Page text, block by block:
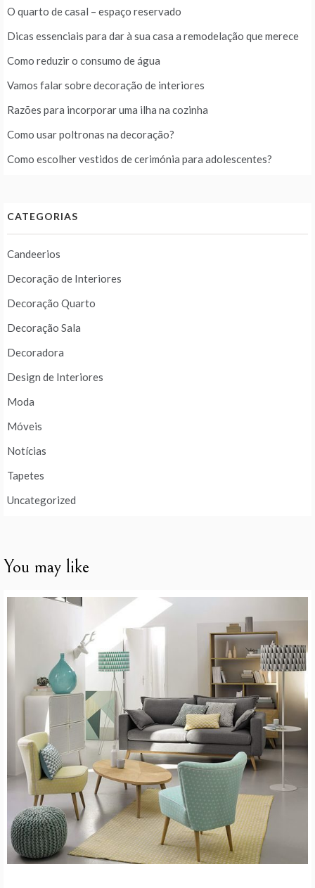
O quarto de casal – espaço reservado
Dicas essenciais para dar à sua casa a remodelação que merece
Como reduzir o consumo de água
Vamos falar sobre decoração de interiores
Razões para incorporar uma ilha na cozinha
Como usar poltronas na decoração?
Como escolher vestidos de cerimónia para adolescentes?
CATEGORIAS
Candeerios
Decoração de Interiores
Decoração Quarto
Decoração Sala
Decoradora
Design de Interiores
Moda
Móveis
Notícias
Tapetes
Uncategorized
You may like